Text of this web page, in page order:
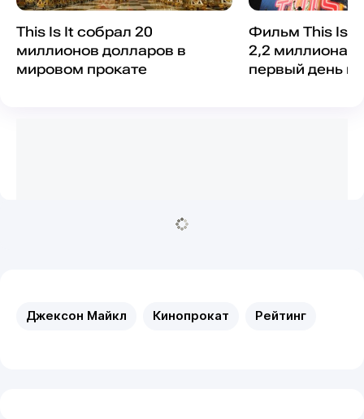
This Is It собрал 20
миллионов долларов в
мировом прокате
Фильм This Is It
2,2 миллиона
первый день
Джексон Майкл Кинопрокат Рейтинг